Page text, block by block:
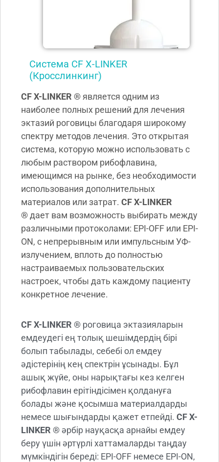
Система CF X-LINKER
(Кросслинкинг)
CF X-LINKER ®является одним из
наиболее полных решений для лечения
эктазий роговицы благодаря широкому
спектру методов лечения. Это открытая
система, которую можно использовать с
любым раствором рибофлавина,
имеющимся на рынке, без необходимости
использования дополнительных
материалов или затрат. CF X-LINKER
®дает вам возможность выбирать между
различными протоколами: EPI-OFF или EPI-
ON, с непрерывным или импульсным УФ-
излучением, вплоть до полностью
настраиваемых пользовательских
настроек, чтобы дать каждому пациенту
конкретное лечение.
CF X-LINKER ® роговица эктазияларын
емдеудегі ең толық шешімдердің бірі
болып табылады, себебі ол емдеу
әдістерінің кең спектрін ұсынады. Бұл
ашық жүйе, оны нарықтағы кез келген
рибофлавин ерітіндісімен қолдануға
болады және қосымша материалдарды
немесе шығындарды қажет етпейді. CF X-
LINKER ® әрбір науқасқа арнайы емдеу
беру үшін әртүрлі хаттамаларды таңдау
мүмкіндігін береді: EPI-OFF немесе EPI-ON,